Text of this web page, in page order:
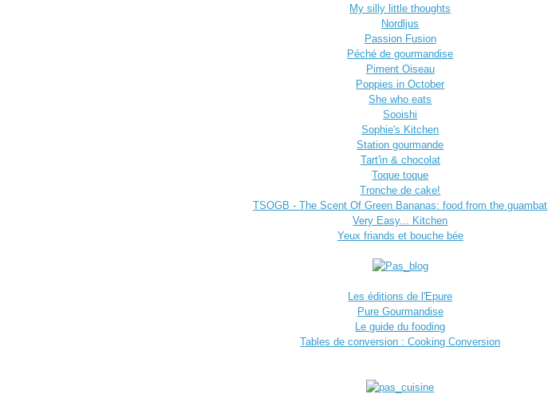
My silly little thoughts
Nordljus
Passion Fusion
Péché de gourmandise
Piment Oiseau
Poppies in October
She who eats
Sooishi
Sophie's Kitchen
Station gourmande
Tart'in & chocolat
Toque toque
Tronche de cake!
TSOGB - The Scent Of Green Bananas: food from the guambat
Very Easy... Kitchen
Yeux friands et bouche bée
Les éditions de l'Epure
Pure Gourmandise
Le guide du fooding
Tables de conversion : Cooking Conversion